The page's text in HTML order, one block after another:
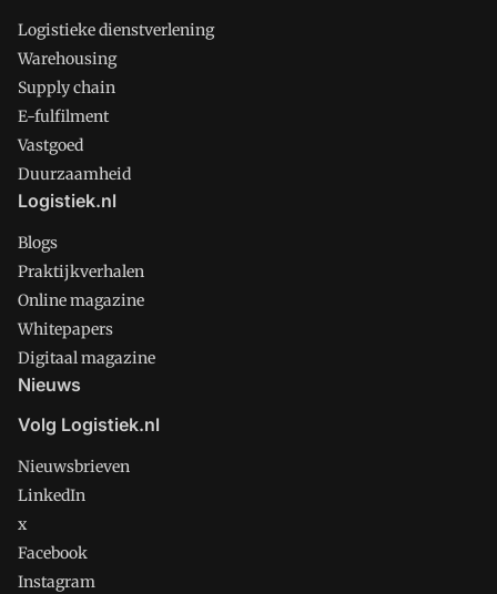
Logistieke dienstverlening
Warehousing
Supply chain
E-fulfilment
Vastgoed
Duurzaamheid
Logistiek.nl
Blogs
Praktijkverhalen
Online magazine
Whitepapers
Digitaal magazine
Nieuws
Volg Logistiek.nl
Nieuwsbrieven
LinkedIn
x
Facebook
Instagram